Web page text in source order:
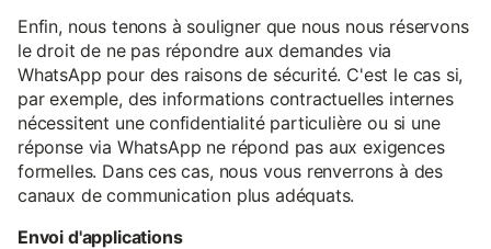
Enfin, nous tenons à souligner que nous nous réservons
le droit de ne pas répondre aux demandes via
WhatsApp pour des raisons de sécurité. C'est le cas si,
par exemple, des informations contractuelles internes
nécessitent une confidentialité particulière ou si une
réponse via WhatsApp ne répond pas aux exigences
formelles. Dans ces cas, nous vous renverrons à des
canaux de communication plus adéquats.
Envoi d'applications